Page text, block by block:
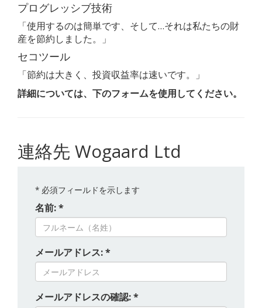
プログレッシブ技術
「使用するのは簡単です、そして…それは私たちの財
産を節約しました。」
セコツール
「節約は大きく、投資収益率は速いです。」
詳細については、下のフォームを使用してください。
連絡先 Wogaard Ltd
* 必須フィールドを示します
名前: *
メールアドレス: *
メールアドレスの確認: *